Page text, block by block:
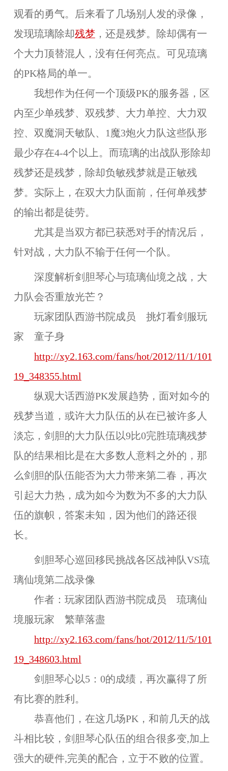
观看的勇气。后来看了几场别人发的录像，
发现琉璃除却残梦 ，还是残梦。除却偶有一
个大力顶替混人，没有任何亮点。可见琉璃
的PK格局的单一。
我想作为任何一个顶级PK的服务器，区
内至少单残梦、双残梦、大力单控、大力双
控、双魔洞天敏队、1魔3炮火力队这些队形
最少存在4-4个以上。而琉璃的出战队形除却
残梦还是残梦，除却负敏残梦就是正敏残
梦。实际上，在双大力队面前，任何单残梦
的输出都是徒劳。
尤其是当双方都已获悉对手的情况后，
针对战，大力队不输于任何一个队。
深度解析剑胆琴心与琉璃仙境之战，大
力队会否重放光芒？
玩家团队西游书院成员 挑灯看剑服玩
家 童子身
http://xy2.163.com/fans/hot/2012/11/1/101
19_348355.html
纵观大话西游PK发展趋势，面对如今的
残梦当道，或许大力队伍的从在已被许多人
淡忘，剑胆的大力队伍以9比0完胜琉璃残梦
队的结果相比是在大多数人意料之外的，那
么剑胆的队伍能否为大力带来第二春，再次
引起大力热，成为如今为数为不多的大力队
伍的旗帜，答案未知，因为他们的路还很
长。
剑胆琴心巡回移民挑战各区战神队VS琉
璃仙境第二战录像
作者：玩家团队西游书院成员 琉璃仙
境服玩家 繁華落盡
http://xy2.163.com/fans/hot/2012/11/5/101
19_348603.html
剑胆琴心以5：0的成绩，再次赢得了所
有比赛的胜利。
恭喜他们，在这几场PK，和前几天的战
斗相比较，剑胆琴心队伍的组合很多变,加上
强大的硬件,完美的配合，立于不败的位置。